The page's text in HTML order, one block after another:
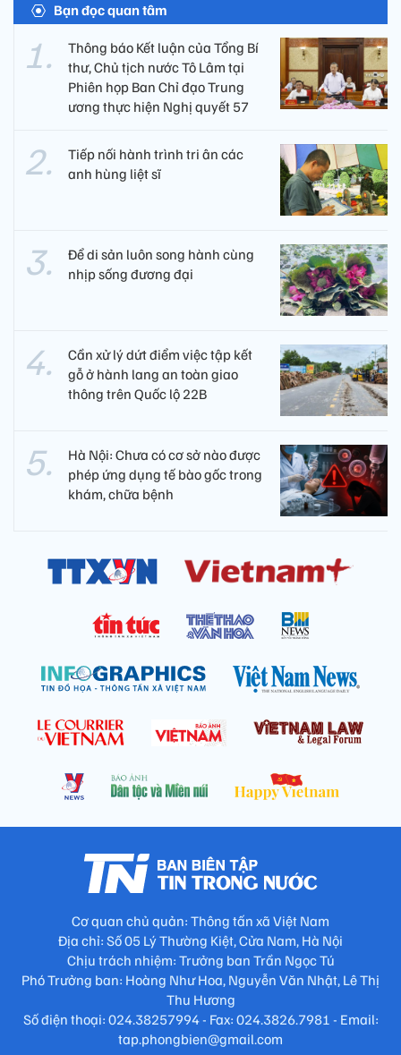
Bạn đọc quan tâm
Thông báo Kết luận của Tổng Bí
thư, Chủ tịch nước Tô Lâm tại
Phiên họp Ban Chỉ đạo Trung
ương thực hiện Nghị quyết 57
Tiếp nối hành trình tri ân các
anh hùng liệt sĩ ​
Để di sản luôn song hành cùng
nhịp sống đương đại
Cần xử lý dứt điểm việc tập kết
gỗ ở hành lang an toàn giao
thông trên Quốc lộ 22B
Hà Nội: Chưa có cơ sở nào được
phép ứng dụng tế bào gốc trong
khám, chữa bệnh
Cơ quan chủ quản: Thông tấn xã Việt Nam
Địa chỉ: Số 05 Lý Thường Kiệt, Cửa Nam, Hà Nội
Chịu trách nhiệm: Trưởng ban Trần Ngọc Tú
Phó Trưởng ban: Hoàng Như Hoa, Nguyễn Văn Nhật, Lê Thị
Thu Hương
Số điện thoại: 024.38257994 - Fax: 024.3826.7981 - Email:
tap.phongbien@gmail.com